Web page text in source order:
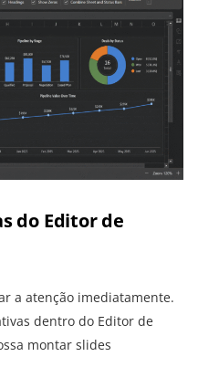
do Editor de
a atenção imediatamente.
dentro do Editor de
montar slides